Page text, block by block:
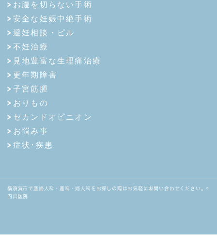
お腹を切らない手術
安全な妊娠中絶手術
避妊相談・ピル
不妊治療
見地豊富な生理痛治療
更年期障害
子宮筋腫
おりもの
セカンドオピニオン
お悩み事
症状･疾患
横須賀市で産婦人科・産科・婦人科をお探しの際はお気軽にお問い合わせください。©
内出医院